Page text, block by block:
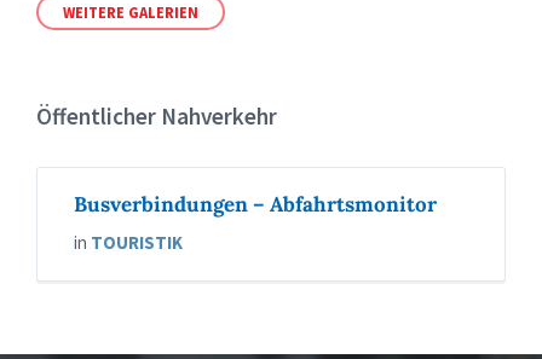
WEITERE GALERIEN
Öffentlicher Nahverkehr
Busverbindungen – Abfahrtsmonitor
in TOURISTIK